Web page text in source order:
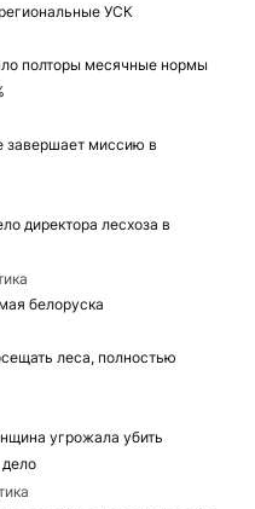
УСК
полторы месячные нормы
завершает миссию в
директора лесхоза в
белоруска
леса, полностью
угрожала убить